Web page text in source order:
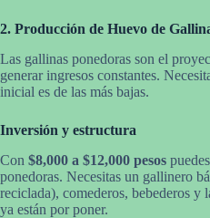
2. Producción de Huevo de
Las gallinas ponedoras son el
generar ingresos constantes.
inicial es de las más bajas.
Inversión y estructura
Con $8,000 a $12,000 pesos
ponedoras. Necesitas un gallinero
reciclada), comederos, bebederos y
ya están por poner.